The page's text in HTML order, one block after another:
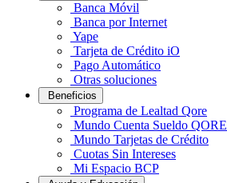
Banca Móvil
Banca por Internet
Yape
Tarjeta de Crédito iO
Pago Automático
Otras soluciones
Beneficios
Programa de Lealtad Qore
Mundo Cuenta Sueldo QORE
Mundo Tarjetas de Crédito
Cuotas Sin Intereses
Mi Espacio BCP